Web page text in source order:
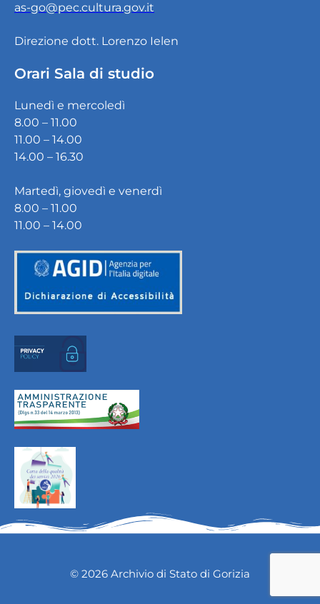
as-go@pec.cultura.gov.it
Direzione dott. Lorenzo Ielen
Orari Sala di studio
Lunedì e mercoledì
8.00 – 11.00
11.00 – 14.00
14.00 – 16.30
Martedì, giovedì e venerdì
8.00 – 11.00
11.00 – 14.00
© 2026 Archivio di Stato di Gorizia